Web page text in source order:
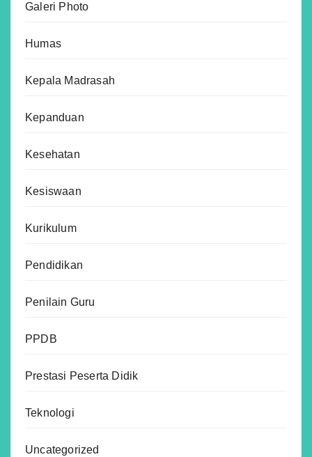
Galeri Photo
Humas
Kepala Madrasah
Kepanduan
Kesehatan
Kesiswaan
Kurikulum
Pendidikan
Penilain Guru
PPDB
Prestasi Peserta Didik
Teknologi
Uncategorized